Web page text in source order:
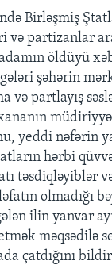
Birləşmiş
və partizanlar
öldüyü
şəhərin
və partlayış
yeddi nəfərin
hərbi
təsdiqləyiblər
olmadığı
ilin yanvar
məqsədilə
çatdığını